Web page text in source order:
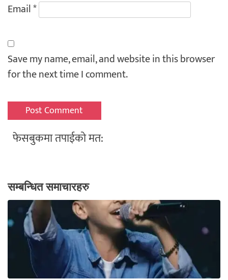
Email*
Save my name, email, and website in this browser
for the next time I comment.
फेसबुकमा तपाईको मत:
सम्बन्धित समाचारहरु